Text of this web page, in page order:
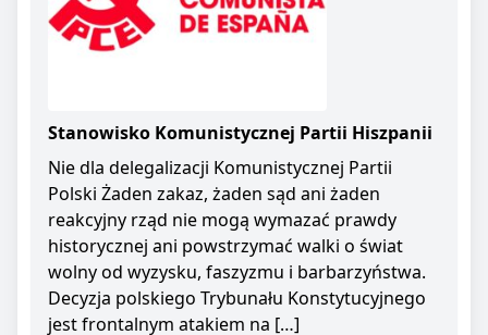
Stanowisko Komunistycznej Partii Hiszpanii
Nie dla delegalizacji Komunistycznej Partii
Polski Żaden zakaz, żaden sąd ani żaden
reakcyjny rząd nie mogą wymazać prawdy
historycznej ani powstrzymać walki o świat
wolny od wyzysku, faszyzmu i barbarzyństwa.
Decyzja polskiego Trybunału Konstytucyjnego
jest frontalnym atakiem na […]